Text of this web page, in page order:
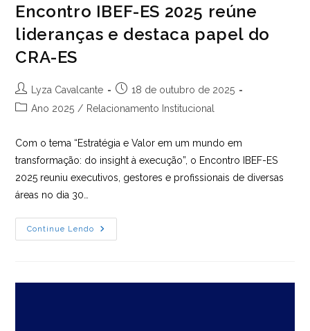
Encontro IBEF-ES 2025 reúne
lideranças e destaca papel do
CRA-ES
Autor
do
Lyza Cavalcante
Post
publicado:
18 de outubro de 2025
Categoria
post:
Ano 2025 / Relacionamento Institucional
Com o tema “Estratégia e Valor em um mundo em
transformação: do insight à execução”, o Encontro IBEF-ES
2025 reuniu executivos, gestores e profissionais de diversas
áreas no dia 30…
Continue Lendo
Encontro
IBEF-